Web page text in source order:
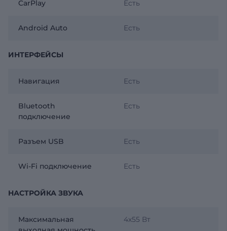
CarPlay Есть
Android Auto Есть
ИНТЕРФЕЙСЫ
Навигация Есть
Bluetooth
подключение
Есть
Разъем USB Есть
Wi-Fi подключение Есть
НАСТРОЙКА ЗВУКА
Максимальная
4х55 Вт